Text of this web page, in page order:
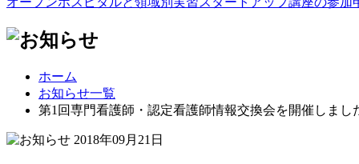
ホーム
お知らせ一覧
第1回専門看護師・認定看護師情報交換会を開催しまし
2018年09月21日